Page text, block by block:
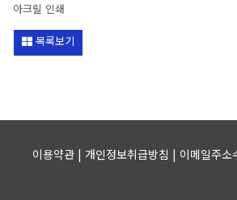
아크릴 인쇄
목록보기
이용약관 | 개인정보취급방침 | 이메일주소